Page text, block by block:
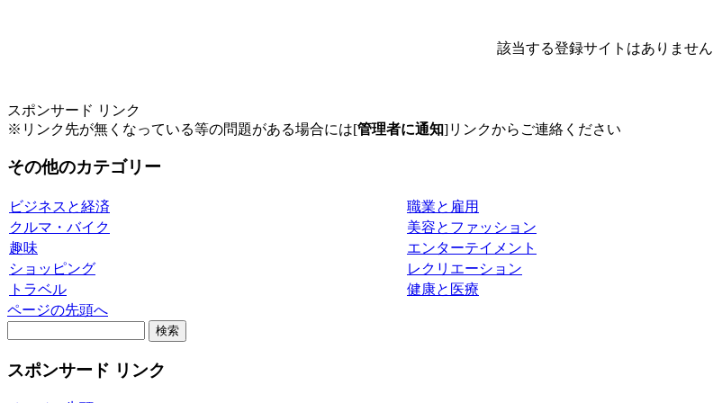
該当する登録サイトはありません
スポンサード リンク
※リンク先が無くなっている等の問題がある場合には[管理者に通知]リンクからご連絡ください
その他のカテゴリー
ビジネスと経済 職業と雇用
クルマ・バイク
美容とファッション
趣味
エンターテイメント
ショッピング
レクリエーション
トラベル
健康と医療
ページの先頭へ
スポンサード リンク